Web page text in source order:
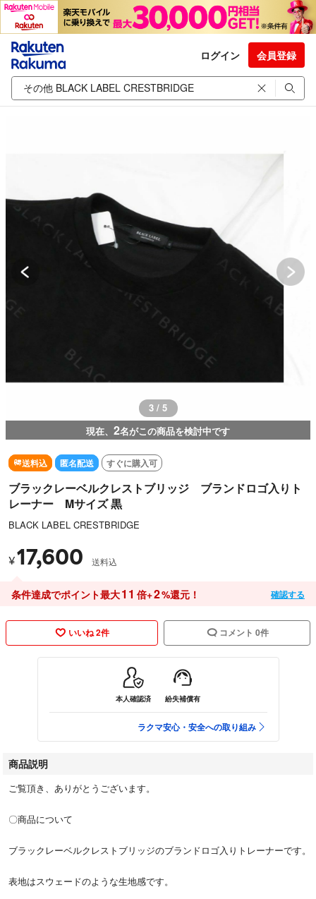
ログイン 会員登録
3 / 5
現在、 2名がこの商品を検討中です
送料込 匿名配送 すぐに購入可
ブラックレーベルクレストブリッジ ブランドロゴ入りト
レーナー Mサイズ 黒
BLACK LABEL CRESTBRIDGE
¥17,600 送料込
条件達成でポイント最大11 倍+2%還元！ 確認する
いいね 2件 コメント 0件
本人確認済 紛失補償有
ラクマ安心・安全への取り組み
商品説明
ご覧頂き、ありがとうございます。
〇商品について
ブラックレーベルクレストブリッジのブランドロゴ入りトレーナーです。
表地はスウェードのような生地感です。